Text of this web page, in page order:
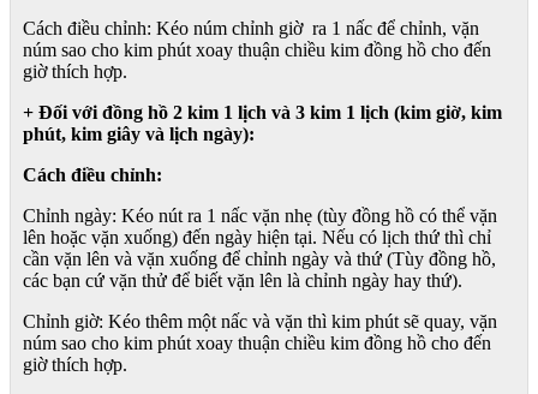
Cách điều chỉnh: Kéo núm chỉnh giờ ra 1 nấc để chỉnh, vặn
núm sao cho kim phút xoay thuận chiều kim đồng hồ cho đến
giờ thích hợp.
+ Đối với đồng hồ 2 kim 1 lịch và 3 kim 1 lịch (kim giờ, kim
phút, kim giây và lịch ngày):
Cách điều chỉnh:
Chỉnh ngày: Kéo nút ra 1 nấc vặn nhẹ (tùy đồng hồ có thể vặn
lên hoặc vặn xuống) đến ngày hiện tại. Nếu có lịch thứ thì chỉ
cần vặn lên và vặn xuống để chỉnh ngày và thứ (Tùy đồng hồ,
các bạn cứ vặn thử để biết vặn lên là chỉnh ngày hay thứ).
Chỉnh giờ: Kéo thêm một nấc và vặn thì kim phút sẽ quay, vặn
núm sao cho kim phút xoay thuận chiều kim đồng hồ cho đến
giờ thích hợp.